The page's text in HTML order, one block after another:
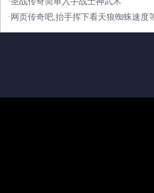
·网页传奇吧,抬手挥下看天狼蜘蛛速度